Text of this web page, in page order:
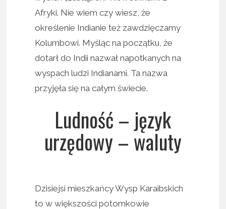
Afryki. Nie wiem czy wiesz, że
określenie Indianie też zawdzięczamy
Kolumbowi. Myśląc na początku, że
dotarł do Indii nazwał napotkanych na
wyspach ludzi Indianami. Ta nazwa
przyjęła się na całym świecie.
Ludność – język
urzędowy – waluty
Dzisiejsi mieszkańcy Wysp Karaibskich
to w większości potomkowie